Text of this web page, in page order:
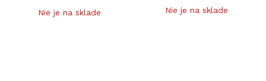
Nie je na sklade Nie je na sklade